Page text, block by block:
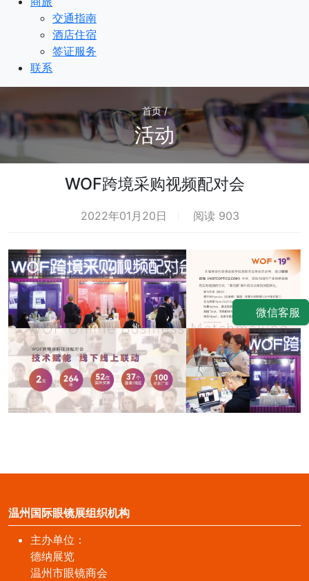
交通指南
酒店住宿
签证服务
联系
首页 /
活动
WOF跨境采购视频配对会
2022年01月20日 阅读 903
温州国际眼镜展组织机构
主办单位：
德纳展览
温州市眼镜商会
微信客服